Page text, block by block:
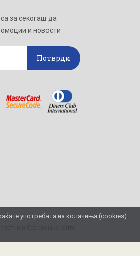
употребата на колачиња (cookies).
за секогаш да
и новости
Потврди
и без грешка. Сите